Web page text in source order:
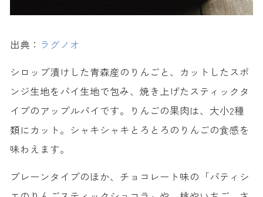
出典： ラグノオ
シロップ漬けした青森産のりんごと、カットしたスポ
ンジ生地をパイ生地で包み、焼き上げたスティックタ
イプのアップルパイです。りんごの果肉は、大小2種
類にカット。シャキシャキとろとろのりんごの食感を
味わえます。
プレーンタイプのほか、チョコレート味の「パティシ